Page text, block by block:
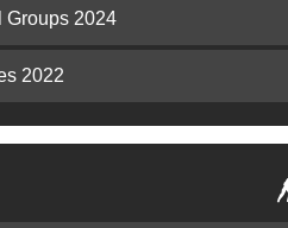
Groups 2024
2022